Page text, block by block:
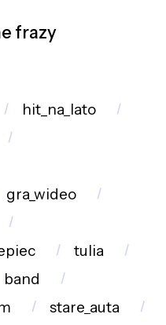
frazy
hit_na_lato
gra_wideo
tulia
band
stare_auta